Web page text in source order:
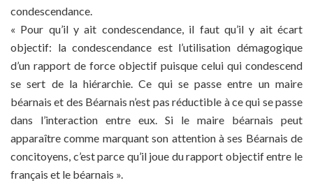
condescendance.
« Pour qu’il y ait condescendance, il faut qu’il y ait écart
objectif: la condescendance est l’utilisation démagogique
d’un rapport de force objectif puisque celui qui condescend
se sert de la hiérarchie. Ce qui se passe entre un maire
béarnais et des Béarnais n’est pas réductible à ce qui se passe
dans l’interaction entre eux. Si le maire béarnais peut
apparaître comme marquant son attention à ses Béarnais de
concitoyens, c’est parce qu’il joue du rapport objectif entre le
français et le béarnais ».